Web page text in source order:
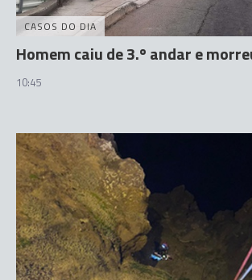
CASOS DO DIA
Homem caiu de 3.º andar e
10:45